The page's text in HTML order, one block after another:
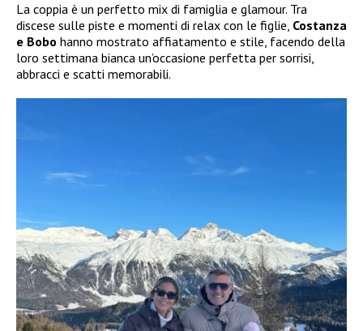
La coppia è un perfetto mix di famiglia e glamour. Tra
discese sulle piste e momenti di relax con le figlie, Costanza
e Bobo hanno mostrato affiatamento e stile, facendo della
loro settimana bianca un’occasione perfetta per sorrisi,
abbracci e scatti memorabili.